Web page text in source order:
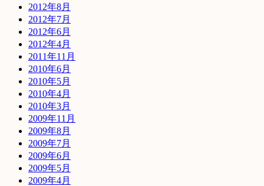
2012年8月
2012年7月
2012年6月
2012年4月
2011年11月
2010年6月
2010年5月
2010年4月
2010年3月
2009年11月
2009年8月
2009年7月
2009年6月
2009年5月
2009年4月